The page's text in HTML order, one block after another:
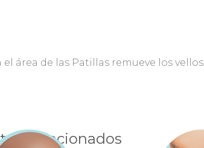
área de las Patillas remueve los
Relacionados